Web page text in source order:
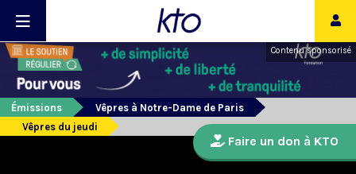
Contenu sponsorisé
Émissions
Vêpres à Notre-Dame de Paris
Vêpres du jeudi
Faire un don à KTO